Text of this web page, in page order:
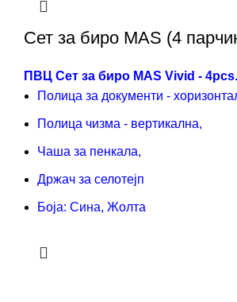
Сет за биро MAS (4
ПВЦ Сет за биро MAS Vivid - 4pcs.
Полица за документи -
Полица чизма - вертикална,
Чаша за пенкала,
Држач за селотејп
Боја: Сина, Жолта